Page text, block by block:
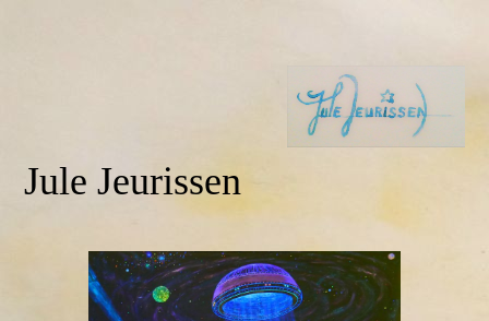
Jule Jeurissen